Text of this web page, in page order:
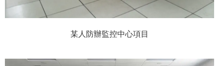
某人防辦監控中心項目